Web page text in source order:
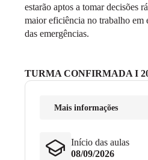
estarão aptos a tomar decisões
maior eficiência no trabalho em
das emergências.
TURMA CONFIRMADA I
Mais informações
Início das aulas
08/09/2026